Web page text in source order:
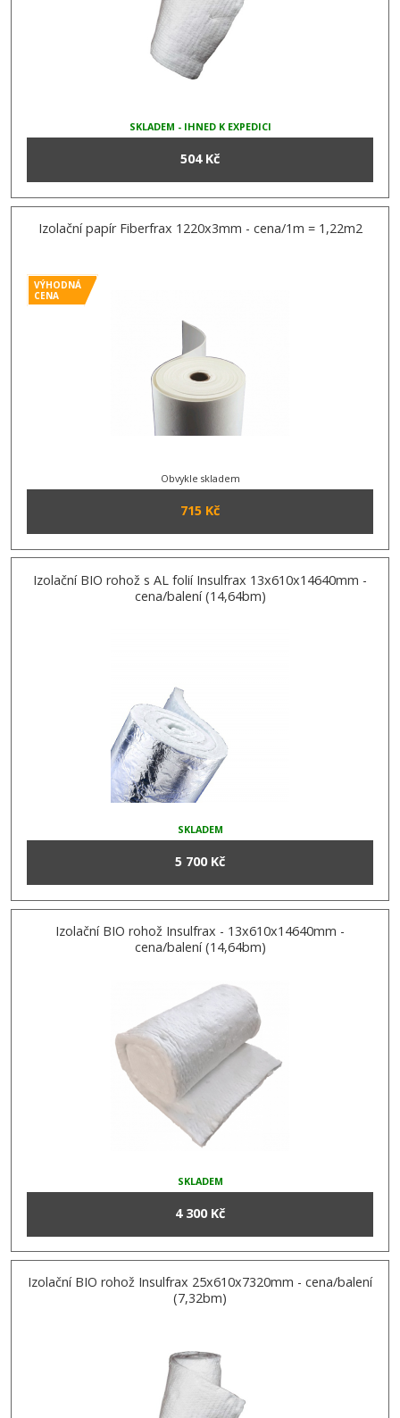
SKLADEM - IHNED K EXPEDICI
504 Kč
Izolační papír Fiberfrax 1220x3mm - cena/1m = 1,22m2
VÝHODNÁ
CENA
Obvykle skladem
715 Kč
Izolační BIO rohož s AL folií Insulfrax 13x610x14640mm -
cena/balení (14,64bm)
SKLADEM
5 700 Kč
Izolační BIO rohož Insulfrax - 13x610x14640mm -
cena/balení (14,64bm)
SKLADEM
4 300 Kč
Izolační BIO rohož Insulfrax 25x610x7320mm - cena/balení
(7,32bm)